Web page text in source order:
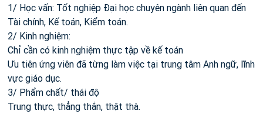
1/ Học vấn: Tốt nghiệp Đại học chuyên ngành liên quan đến
Tài chính, Kế toán, Kiểm toán.
2/ Kinh nghiệm:
Chỉ cần có kinh nghiệm thực tập về kế toán
Ưu tiên ứng viên đã từng làm việc tại trung tâm Anh ngữ, lĩnh
vực giáo dục.
3/ Phẩm chất/ thái độ
Trung thực, thẳng thắn, thật thà.